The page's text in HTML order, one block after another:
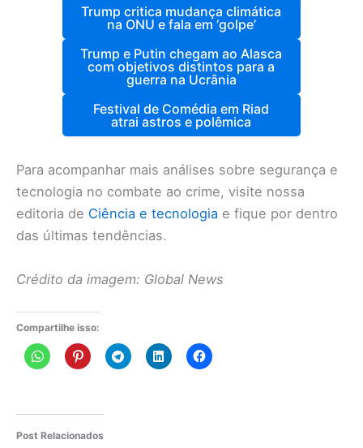
Trump critica mudança climática
na ONU e fala em ‘golpe’
Trump e Putin chegam ao Alasca
com objetivos distintos para a
guerra na Ucrânia
Festival de Comédia em Riad
atrai astros e polêmica
Para acompanhar mais análises sobre segurança e
tecnologia no combate ao crime, visite nossa
editoria de Ciência e tecnologia e fique por dentro
das últimas tendências.
Crédito da imagem: Global News
Compartilhe isso:
Post Relacionados